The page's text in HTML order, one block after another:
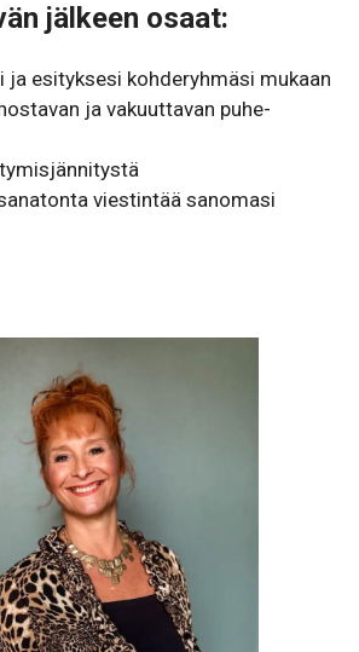
jälkeen osaat:
ja esityksesi kohderyhmäsi mukaan
ja vakuuttavan puhe-
viestintää sanomasi